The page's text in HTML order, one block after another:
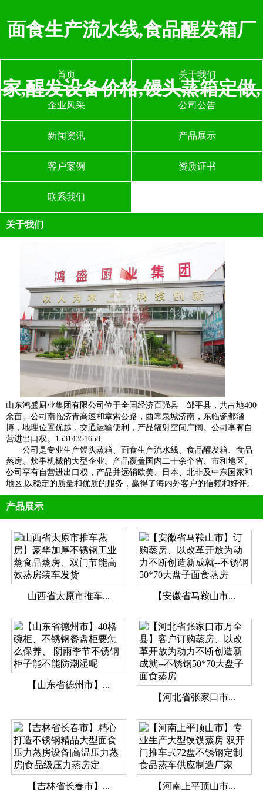
面食生产流水线,食品醒发箱厂
家,醒发设备价格,馒头蒸箱定做,
首页 关于我们
企业风采 公司公告
新闻资讯 产品展示
客户案例 资质证书
联系我们
关于我们
山东鸿盛厨业集团有限公司位于全国经济百强县—邹平县，共占地400
余亩。公司南临济青高速和章索公路，西靠泉城济南，东临瓷都淄
博，地理位置优越，交通运输便利，产品辐射空间广阔。公司享有自
营进出口权。15314351658
公司是专业生产馒头蒸箱、面食生产流水线、食品醒发箱、食品
蒸房、炊事机械的大型企业。产品覆盖国内二十余个省、市和地区。
公司享有自营进出口权，产品并远销欧美、日本、北非及中东国家和
地区,以稳定的质量和优质的服务，赢得了海内外客户的信赖和好评。
产品展示
山西省太原市推车... 【安徽省马鞍山市...
【山东省德州市】...
【河北省张家口市...
【吉林省长春市】... 【河南上平顶山市...